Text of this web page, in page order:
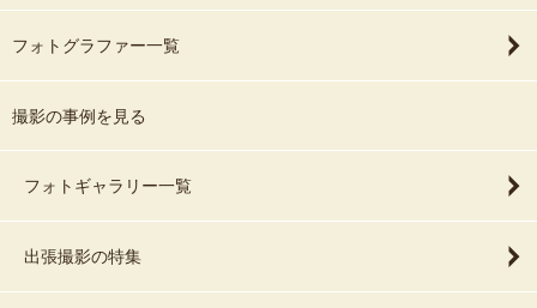
フォトグラファー一覧
撮影の事例を見る
フォトギャラリー一覧
出張撮影の特集